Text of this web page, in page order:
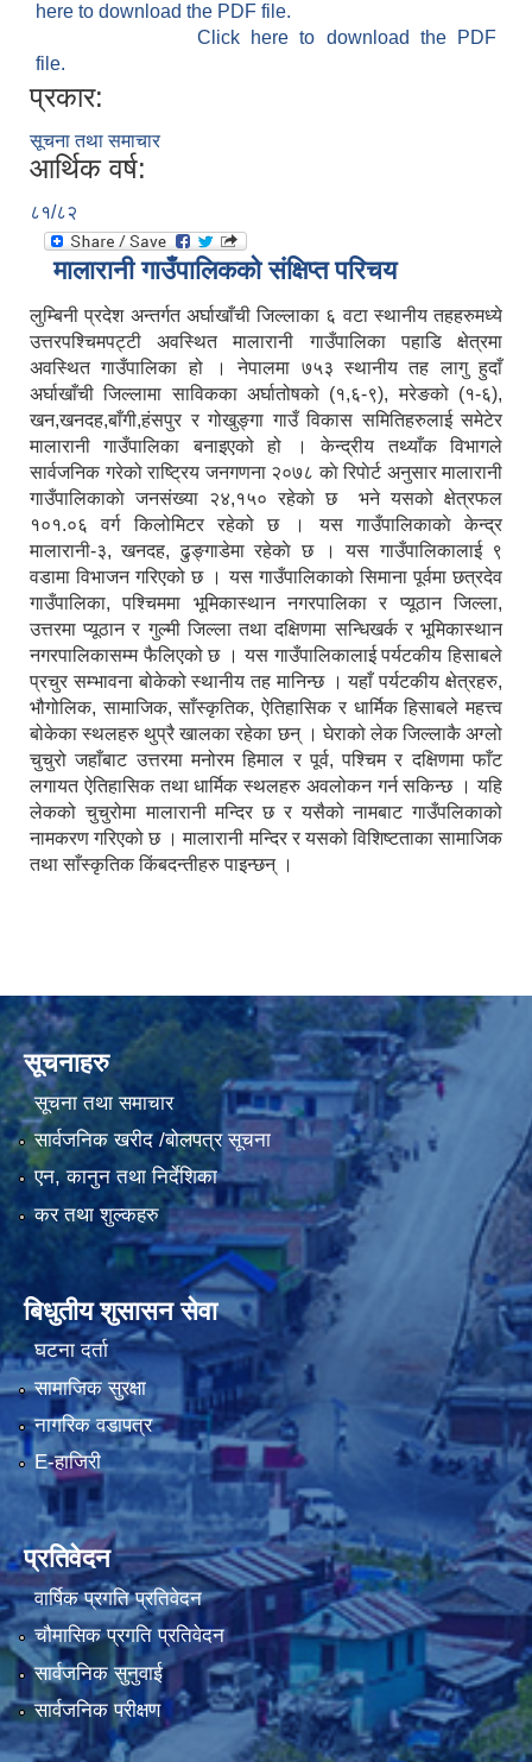
here to download the PDF file.
Click here to download the PDF
file.
प्रकार:
सूचना तथा समाचार
आर्थिक वर्ष:
८१/८२
मालारानी गाउँपालिकको संक्षिप्त परिचय
लुम्बिनी प्रदेश अन्तर्गत अर्घाखाँची जिल्लाका ६ वटा स्थानीय तहहरुमध्ये
उत्तरपश्चिमपट्टी अवस्थित मालारानी गाउँपालिका पहाडि क्षेत्रमा
अवस्थित गाउँपालिका हो । नेपालमा ७५३ स्थानीय तह लागु हुदाँ
अर्घाखाँची जिल्लामा साविकका अर्घातोषको (१,६-९), मरेङको (१-६),
खन,खनदह,बाँगी,हंसपुर र गोखुङ्गा गाउँ विकास समितिहरुलाई समेटेर
मालारानी गाउँपालिका बनाइएको हो । केन्द्रीय तथ्याँक विभागले
सार्वजनिक गरेको राष्ट्रिय जनगणना २०७८ काे रिपाेर्ट अनुसार मालारानी
गाउँपालिकाकाे जनसंख्या २४,१५० रहेकाे छ भने यसको क्षेत्रफल
१०१.०६ वर्ग किलोमिटर रहेको छ । यस गाउँपालिकाकाे केन्द्र
मालारानी-३, खनदह, ढुङ्गाडेमा रहेकाे छ । यस गाउँपालिकालाई ९
वडामा विभाजन गरिएको छ । यस गाउँपालिकाको सिमाना पूर्वमा छत्रदेव
गाउँपालिका, पश्चिममा भूमिकास्थान नगरपालिका र प्यूठान जिल्ला,
उत्तरमा प्यूठान र गुल्मी जिल्ला तथा दक्षिणमा सन्धिखर्क र भूमिकास्थान
नगरपालिकासम्म फैलिएको छ । यस गाउँपालिकालाई पर्यटकीय हिसाबले
प्रचुर सम्भावना बोकेको स्थानीय तह मानिन्छ । यहाँ पर्यटकीय क्षेत्रहरु,
भौगोलिक, सामाजिक, साँस्कृतिक, ऐतिहासिक र धार्मिक हिसाबले महत्त्व
बोकेका स्थलहरु थुप्रै खालका रहेका छन् । घेराको लेक जिल्लाकै अग्लो
चुचुरो जहाँबाट उत्तरमा मनोरम हिमाल र पूर्व, पश्चिम र दक्षिणमा फाँट
लगायत ऐतिहासिक तथा धार्मिक स्थलहरु अवलोकन गर्न सकिन्छ । यहि
लेकको चुचुरोमा मालारानी मन्दिर छ र यसैको नामबाट गाउँपलिकाको
नामकरण गरिएको छ । मालारानी मन्दिर र यसको विशिष्टताका सामाजिक
तथा साँस्कृतिक किंबदन्तीहरु पाइन्छन् ।
सूचनाहरु
सूचना तथा समाचार
सार्वजनिक खरीद /बोलपत्र सूचना
एन, कानुन तथा निर्देशिका
कर तथा शुल्कहरु
बिधुतीय शुसासन सेवा
घटना दर्ता
सामाजिक सुरक्षा
नागरिक वडापत्र
E-हाजिरी
प्रतिवेदन
वार्षिक प्रगति प्रतिवेदन
चौमासिक प्रगति प्रतिवेदन
सार्वजनिक सुनुवाई
सार्वजनिक परीक्षण